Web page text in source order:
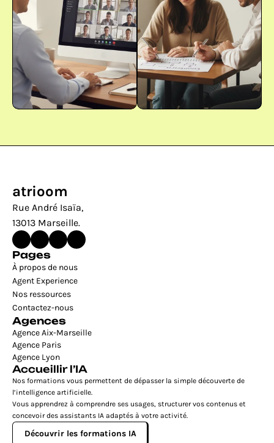
atrioom
Rue André Isaïa,
13013 Marseille.
Pages
À propos de nous
Agent Experience
Nos ressources
Contactez-nous
Agences
Agence Aix-Marseille
Agence Paris
Agence Lyon
Accueillir l’IA
Nos formations vous permettent de dépasser la simple découverte de
l’intelligence artificielle.
Vous apprendrez à comprendre ses usages, structurer vos contenus et
concevoir des assistants IA adaptés à votre activité.
Découvrir les formations IA